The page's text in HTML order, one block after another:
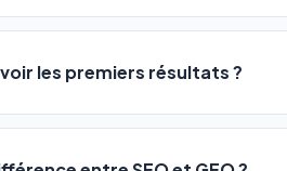
a été conçu pour être
ou agences. Pas de code, pas
votre activité, et le logiciel
les premiers résultats ?
observent une amélioration